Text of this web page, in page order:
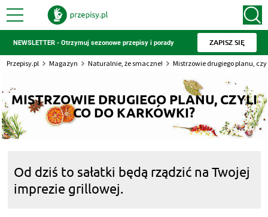
NEWSLETTER - Otrzymuj sezonowe przepisy i porady ZAPISZ SIĘ
Przepisy.pl Magazyn Naturalnie, że smaczne! Mistrzowie drugiego planu,
MISTRZOWIE DRUGIEGO PLANU, CZYLI
CO DO KARKÓWKI?
Od dziś to sałatki będą rządzić na Twojej
imprezie grillowej.